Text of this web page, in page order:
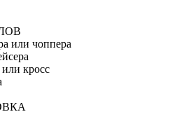
или чоппера
кросс